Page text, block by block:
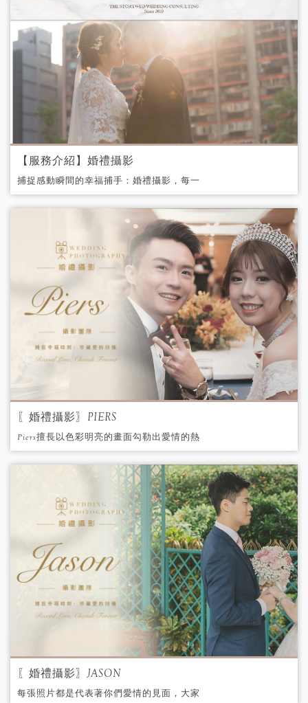
【服務介紹】婚禮攝影
捕捉感動瞬間的幸福捕手：婚禮攝影，每一
個人都是那麼的與眾不同，婚禮更該是獨一
〖婚禮攝影〗PIERS
Piers擅長以色彩明亮的畫面勾勒出愛情的熱
情
〖婚禮攝影〗JASON
每張照片都是代表著你們愛情的見面，大家